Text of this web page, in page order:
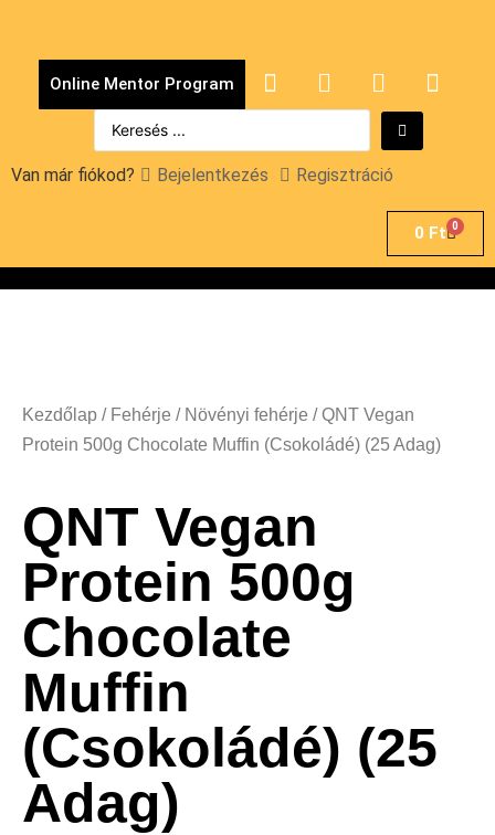
Online Mentor Program
Van már fiókod? Bejelentkezés Regisztráció
0 Ft 0
Kezdőlap / Fehérje / Növényi fehérje / QNT Vegan
Protein 500g Chocolate Muffin (Csokoládé) (25 Adag)
QNT Vegan
Protein 500g
Chocolate
Muffin
(Csokoládé) (25
Adag)